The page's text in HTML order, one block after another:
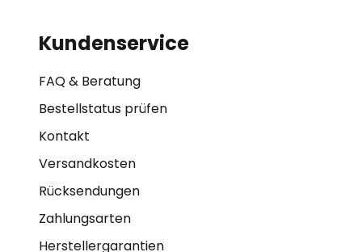
Kundenservice
FAQ & Beratung
Bestellstatus prüfen
Kontakt
Versandkosten
Rücksendungen
Zahlungsarten
Herstellergarantien